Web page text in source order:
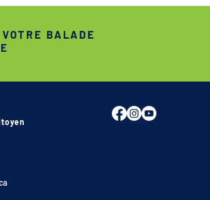
BALADE